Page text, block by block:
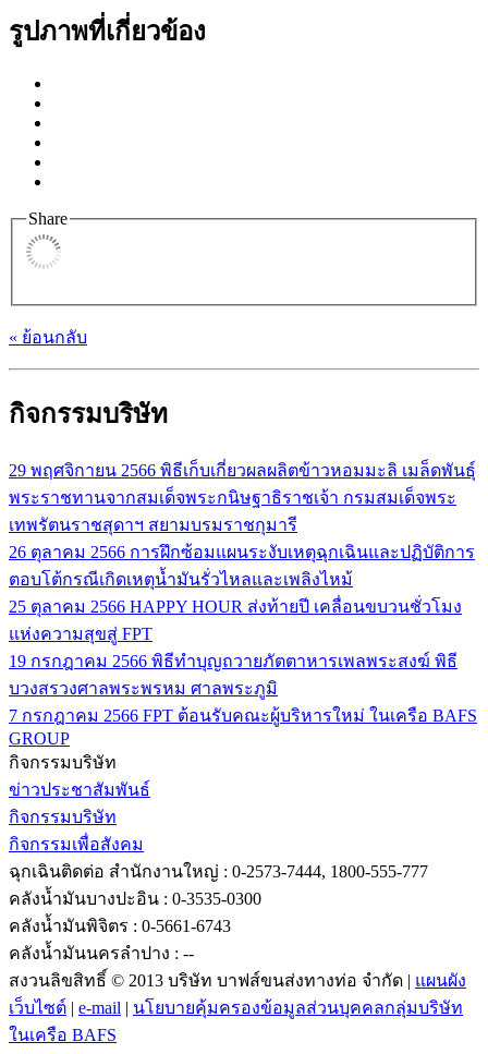
รูปภาพที่เกี่ยวข้อง
Share
« ย้อนกลับ
กิจกรรมบริษัท
29 พฤศจิกายน 2566 พิธีเก็บเกี่ยวผลผลิตข้าวหอมมะลิ เมล็ดพันธุ์
พระราชทานจากสมเด็จพระกนิษฐาธิราชเจ้า กรมสมเด็จพระ
เทพรัตนราชสุดาฯ สยามบรมราชกุมารี
26 ตุลาคม 2566 การฝึกซ้อมแผนระงับเหตุฉุกเฉินและปฏิบัติการ
ตอบโต้กรณีเกิดเหตุน้ำมันรั่วไหลและเพลิงไหม้
25 ตุลาคม 2566 HAPPY HOUR ส่งท้ายปี เคลื่อนขบวนชั่วโมง
แห่งความสุขสู่ FPT
19 กรกฎาคม 2566 พิธีทำบุญถวายภัตตาหารเพลพระสงฆ์ พิธี
บวงสรวงศาลพระพรหม ศาลพระภูมิ
7 กรกฎาคม 2566 FPT ต้อนรับคณะผู้บริหารใหม่ ในเครือ BAFS
GROUP
กิจกรรมบริษัท
ข่าวประชาสัมพันธ์
กิจกรรมบริษัท
กิจกรรมเพื่อสังคม
ฉุกเฉินติดต่อ สำนักงานใหญ่ : 0-2573-7444, 1800-555-777
คลังน้ำมันบางปะอิน : 0-3535-0300
คลังน้ำมันพิจิตร : 0-5661-6743
คลังน้ำมันนครลำปาง : --
สงวนลิขสิทธิ์ © 2013 บริษัท บาฟส์ขนส่งทางท่อ จำกัด | แผนผัง
เว็บไซต์ | e-mail | นโยบายคุ้มครองข้อมูลส่วนบุคคลกลุ่มบริษัท
ในเครือ BAFS